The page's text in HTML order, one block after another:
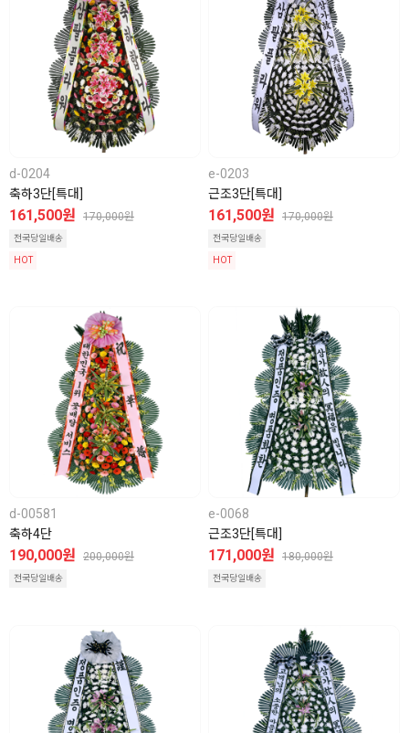
d-0204
축하3단[특대]
161,500원 170,000원
전국당일배송
HOT
e-0203
근조3단[특대]
161,500원 170,000원
전국당일배송
HOT
d-00581
축하4단
190,000원 200,000원
전국당일배송
e-0068
근조3단[특대]
171,000원 180,000원
전국당일배송